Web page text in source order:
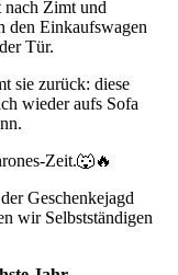
Zimt und
den Einkaufswagen
Tür.
sie zurück: diese
wieder aufs Sofa
Zeit.🐺🔥
Geschenkejagd
wir Selbstständigen